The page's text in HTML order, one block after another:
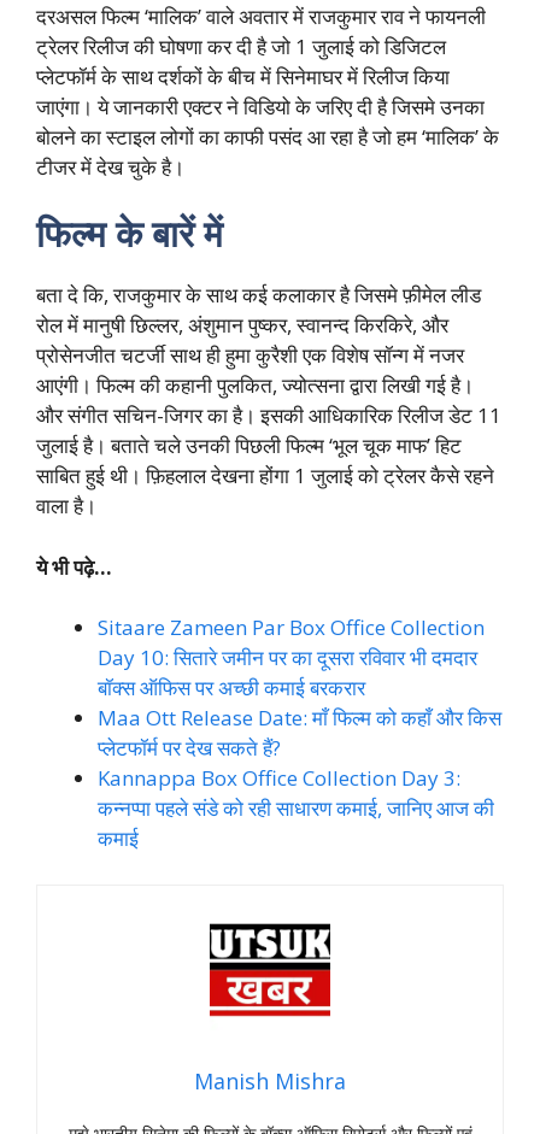
दरअसल फिल्म ‘मालिक’ वाले अवतार में राजकुमार राव ने फायनली
ट्रेलर रिलीज की घोषणा कर दी है जो 1 जुलाई को डिजिटल
प्लेटफॉर्म के साथ दर्शकों के बीच में सिनेमाघर में रिलीज किया
जाएंगा। ये जानकारी एक्टर ने विडियो के जरिए दी है जिसमे उनका
बोलने का स्टाइल लोगों का काफी पसंद आ रहा है जो हम ‘मालिक’ के
टीजर में देख चुके है।
फिल्म के बारें में
बता दे कि, राजकुमार के साथ कई कलाकार है जिसमे फ़ीमेल लीड
रोल में मानुषी छिल्लर, अंशुमान पुष्कर, स्वानन्द किरकिरे, और
प्रोसेनजीत चटर्जी साथ ही हुमा कुरैशी एक विशेष सॉन्ग में नजर
आएंगी। फिल्म की कहानी पुलकित, ज्योत्सना द्वारा लिखी गई है।
और संगीत सचिन-जिगर का है। इसकी आधिकारिक रिलीज डेट 11
जुलाई है। बताते चले उनकी पिछली फिल्म ‘भूल चूक माफ’ हिट
साबित हुई थी। फ़िहलाल देखना होंगा 1 जुलाई को ट्रेलर कैसे रहने
वाला है।
ये भी पढ़े…
Sitaare Zameen Par Box Office Collection
Day 10: सितारे जमीन पर का दूसरा रविवार भी दमदार
बॉक्स ऑफिस पर अच्छी कमाई बरकरार
Maa Ott Release Date: माँ फिल्म को कहाँ और किस
प्लेटफॉर्म पर देख सकते हैं?
Kannappa Box Office Collection Day 3:
कन्नप्पा पहले संडे को रही साधारण कमाई, जानिए आज की
कमाई
Manish Mishra